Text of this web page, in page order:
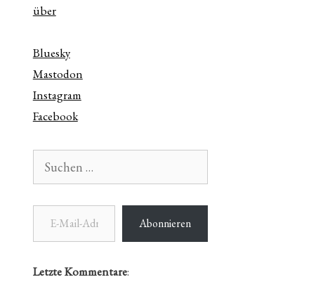
über
Bluesky
Mastodon
Instagram
Facebook
nach:
E-Mail-Adresse
Abonnieren
Letzte Kommentare: